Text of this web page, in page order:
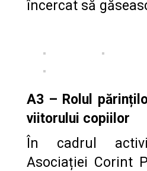
încercat să
A3 – Rolul
viitorului copiilor
În cadrul
Asociației Corint